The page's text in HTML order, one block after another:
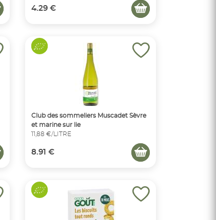
4.29 €
Club des sommeliers Muscadet Sèvre
et marine sur lie
11,88 €/LITRE
8.91 €